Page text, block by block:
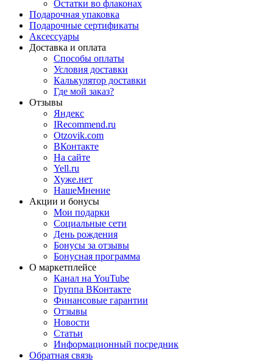
Остатки во флаконах
Подарочная упаковка
Подарочные сертификаты
Аксессуары
Доставка и оплата
Способы оплаты
Условия доставки
Калькулятор доставки
Где мой заказ?
Отзывы
Яндекс
IRecommend.ru
Otzovik.com
ВКонтакте
На сайте
Yell.ru
Хуже.нет
НашеМнение
Акции и бонусы
Мои подарки
Социальные сети
День рождения
Бонусы за отзывы
Бонусная программа
О маркетплейсе
Канал на YouTube
Группа ВКонтакте
Финансовые гарантии
Отзывы
Новости
Статьи
Информационный посредник
Обратная связь